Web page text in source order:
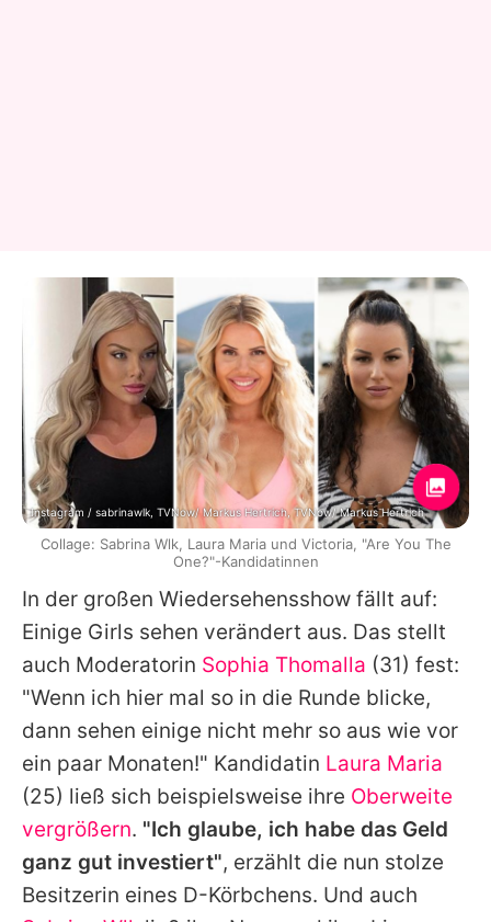
In der großen Wiedersehensshow fällt auf:
Einige Girls sehen verändert aus. Das stellt
auch Moderatorin Sophia Thomalla (31) fest:
"Wenn ich hier mal so in die Runde blicke,
dann sehen einige nicht mehr so aus wie vor
ein paar Monaten!" Kandidatin Laura Maria
(25) ließ sich beispielsweise ihre Oberweite
vergrößern. "Ich glaube, ich habe das Geld
ganz gut investiert", erzählt die nun stolze
Besitzerin eines D-Körbchens. Und auch
Instagram / sabrinawlk, TVNow/ Markus Hertrich, TVNow/ Markus Hertrich
Collage: Sabrina Wlk, Laura Maria und Victoria, "Are You The
One?"-Kandidatinnen